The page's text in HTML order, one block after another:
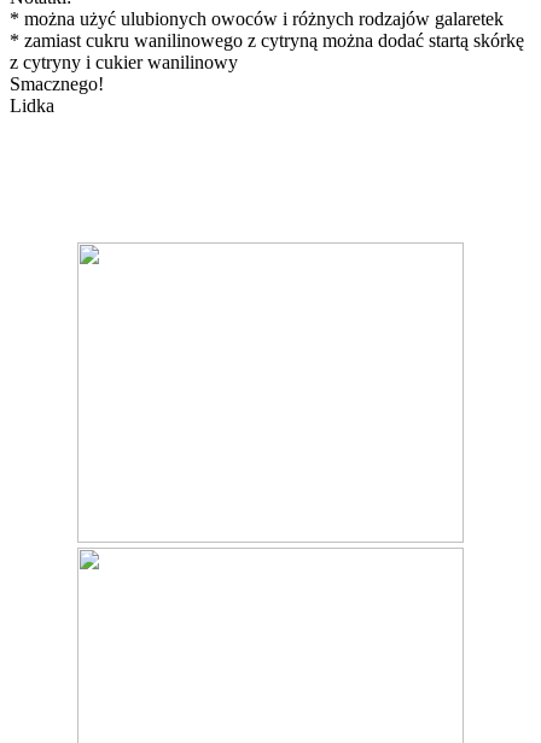
* można użyć ulubionych owoców i różnych rodzajów galaretek
* zamiast cukru wanilinowego z cytryną można dodać startą skórkę
z cytryny i cukier wanilinowy
Smacznego!
Lidka